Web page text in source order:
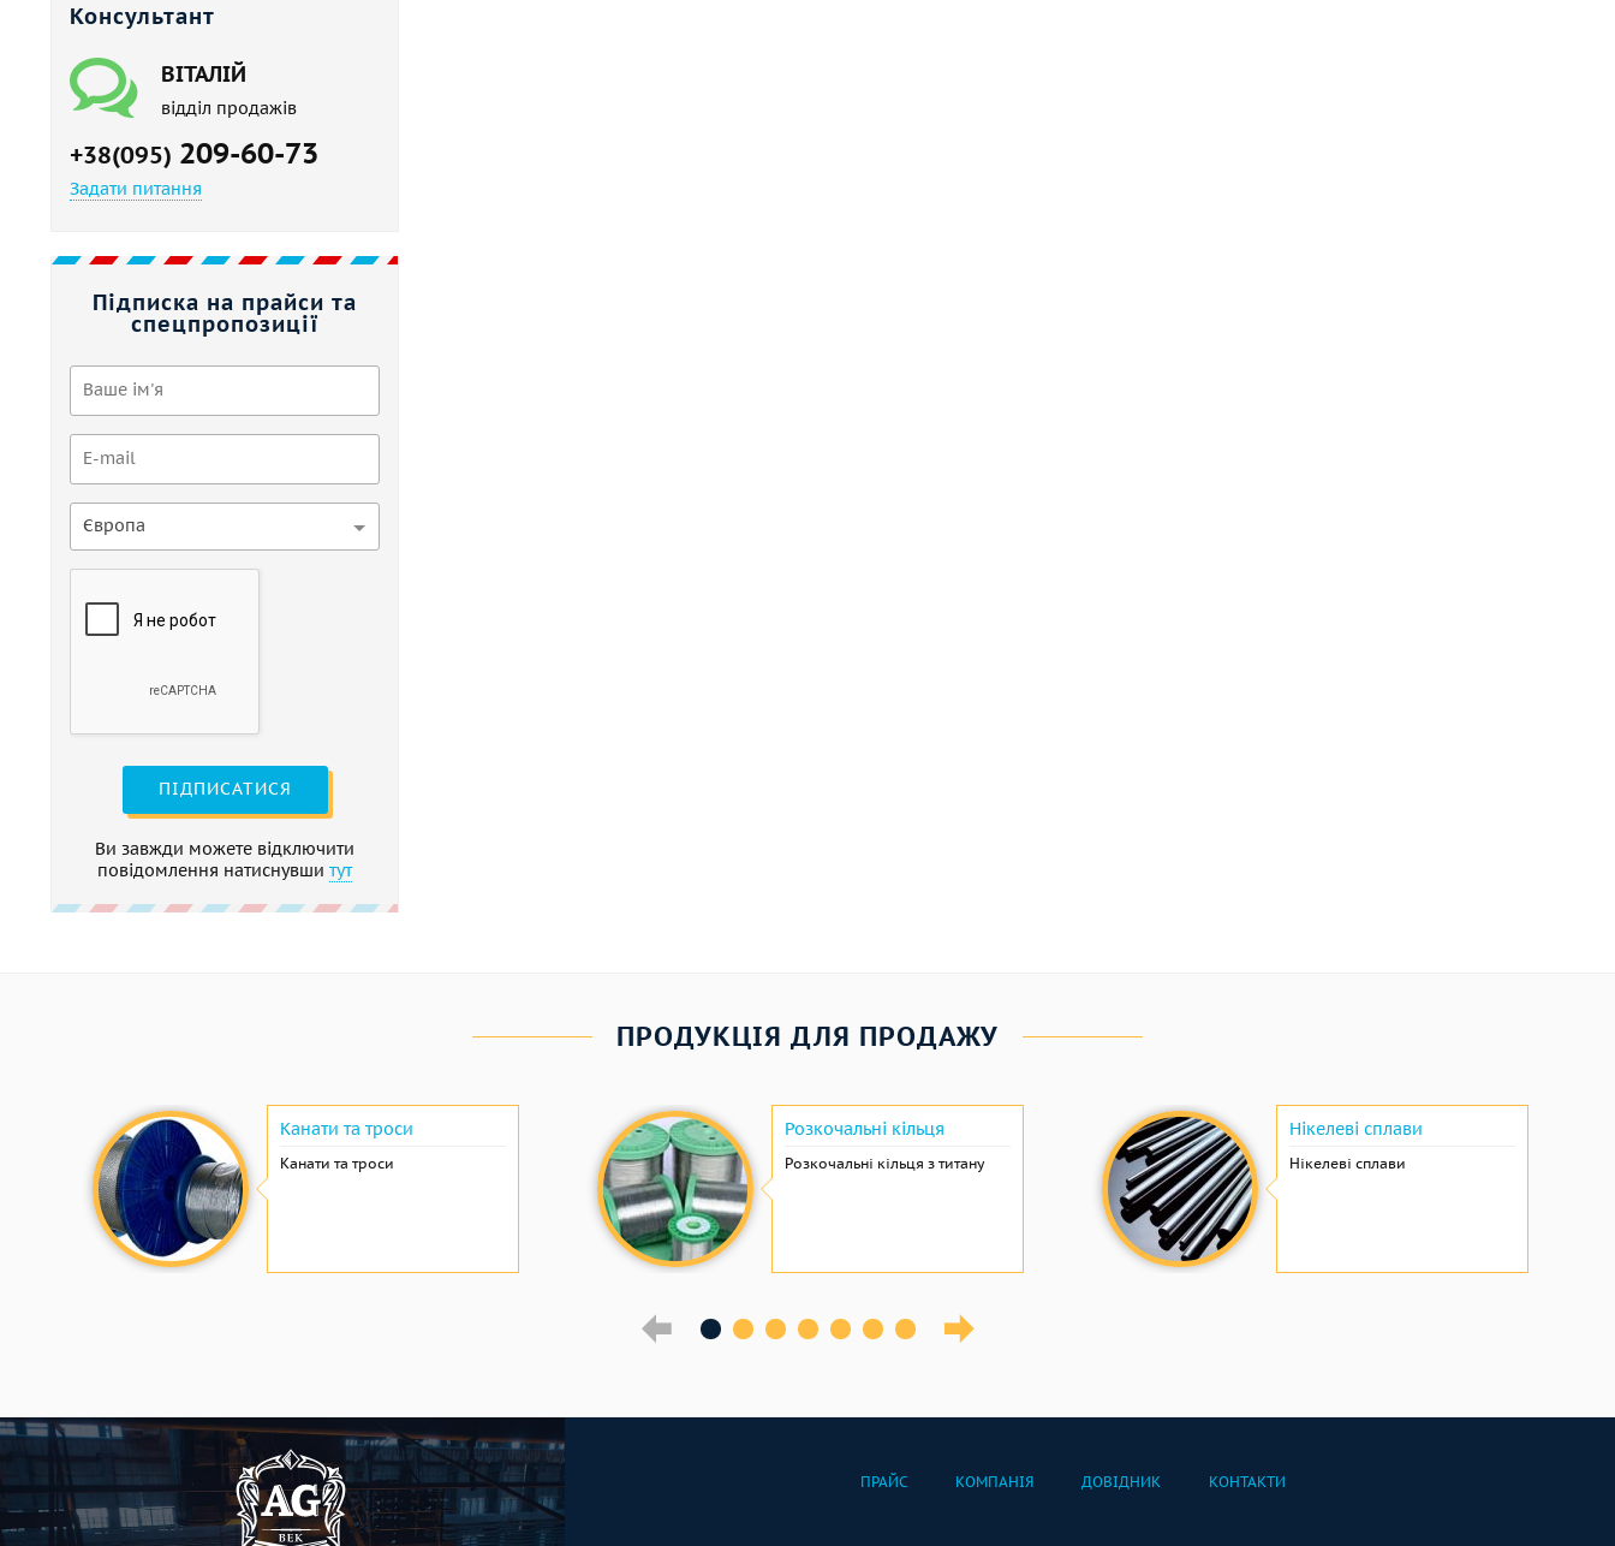
Консультант
ВІТАЛІЙ
відділ продажів
+38(095) 209-60-73
Задати питання
Підписка на прайси та
спецпропозиції
Європа
ПІДПИСАТИСЯ
Ви завжди можете відключити
повідомлення натиснувши тут
ПРОДУКЦІЯ ДЛЯ ПРОДАЖУ
Канати та троси
Канати та троси
Розкочальні кільця
Розкочальні кільця з титану
Нікелеві сплави
Нікелеві сплави
ПРАЙС КОМПАНІЯ ДОВІДНИК КОНТАКТИ